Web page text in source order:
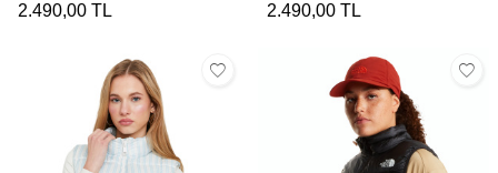
2.490,00 TL 2.490,00 TL